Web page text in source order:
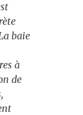
baie
à
de